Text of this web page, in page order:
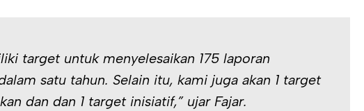
target untuk menyelesaikan 175 laporan
satu tahun. Selain itu, kami juga akan 1 target
dan dan 1 target inisiatif,” ujar Fajar.